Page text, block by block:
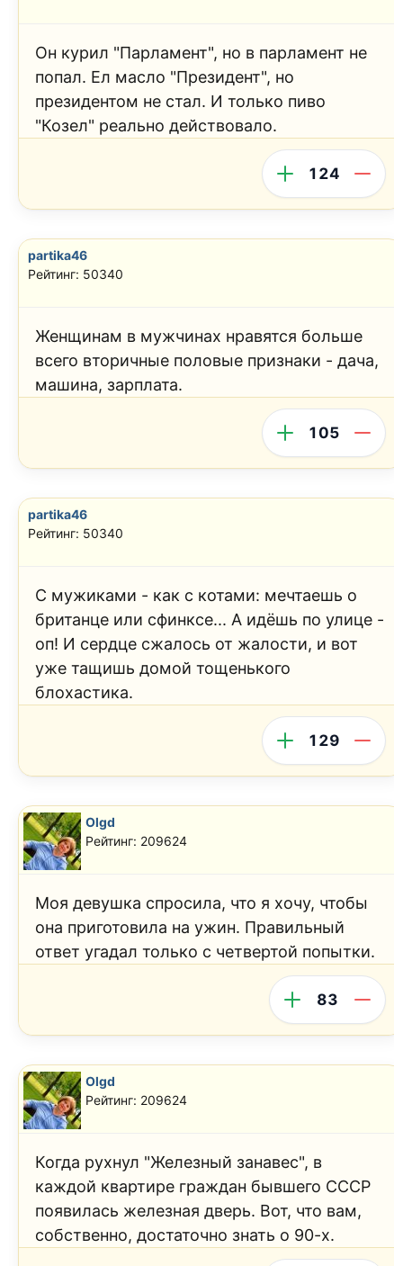
Он курил "Парламент", но в парламент не
попал. Ел масло "Президент", но
президентом не стал. И только пиво
"Козел" реально действовало.
124
partika46
Рейтинг: 50340
Женщинам в мужчинах нравятся больше
всего вторичные половые признаки - дача,
машина, зарплата.
105
partika46
Рейтинг: 50340
С мужиками - как с котами: мечтаешь о
британце или сфинксе... А идёшь по улице -
оп! И сердце сжалось от жалости, и вот
уже тащишь домой тощенького
блохастика.
129
Olgd
Рейтинг: 209624
Моя девушка спросила, что я хочу, чтобы
она приготовила на ужин. Правильный
ответ угадал только с четвертой попытки.
83
Olgd
Рейтинг: 209624
Когда рухнул "Железный занавес", в
каждой квартире граждан бывшего СССР
появилась железная дверь. Вот, что вам,
собственно, достаточно знать о 90-х.